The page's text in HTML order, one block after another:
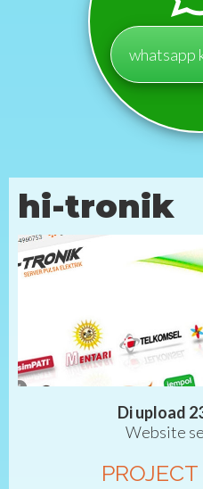
whatsapp
hi-tronik
Di upload
Website